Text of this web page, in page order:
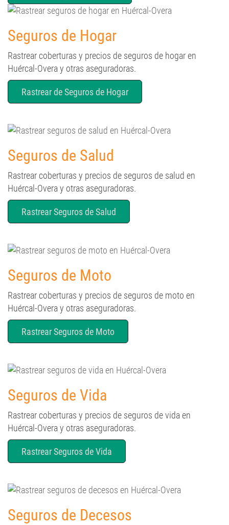
Seguros de Hogar
Rastrear coberturas y precios de seguros de hogar en
Huércal-Overa y otras aseguradoras.
Rastrear de Seguros de Hogar
Seguros de Salud
Rastrear coberturas y precios de seguros de salud en
Huércal-Overa y otras aseguradoras.
Rastrear Seguros de Salud
Seguros de Moto
Rastrear coberturas y precios de seguros de moto en
Huércal-Overa y otras aseguradoras.
Rastrear Seguros de Moto
Seguros de Vida
Rastrear coberturas y precios de seguros de vida en
Huércal-Overa y otras aseguradoras.
Rastrear Seguros de Vida
Seguros de Decesos
Rastrear coberturas y precios de seguros de decesos en